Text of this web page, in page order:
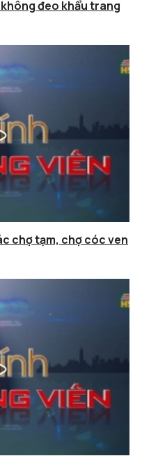
đeo khẩu trang
chợ tạm, chợ cóc ven